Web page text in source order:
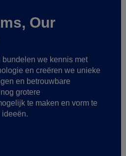
Our
bundelen we kennis met
en creëren we unieke
en betrouwbare
grotere
te maken en vorm te
ideeën.